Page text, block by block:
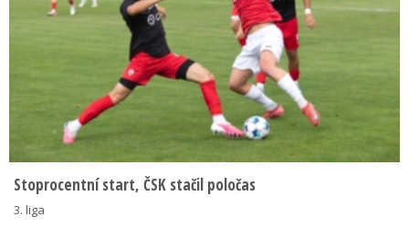
Stoprocentní start, ČSK stačil poločas
3. liga